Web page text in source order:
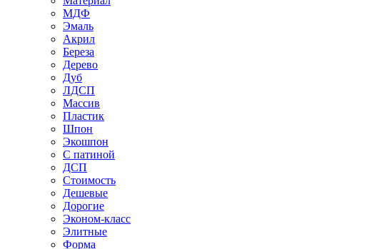
МДФ
Эмаль
Акрил
Береза
Дерево
Дуб
ЛДСП
Массив
Пластик
Шпон
Экошпон
С патиной
ДСП
Стоимость
Дешевые
Дорогие
Эконом-класс
Элитные
Форма